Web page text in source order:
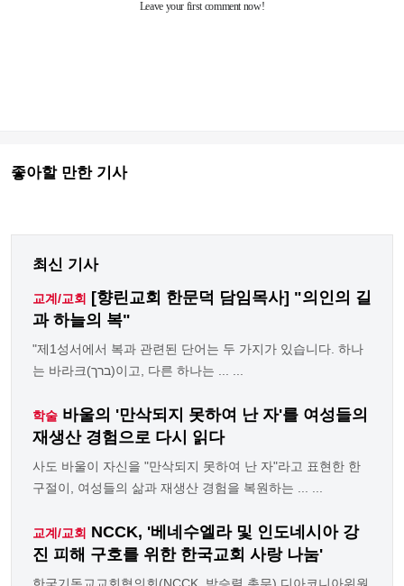
좋아할 만한 기사
최신 기사
교계/교회 [향린교회 한문덕 담임목사] "의인의 길
과 하늘의 복"
"제1성서에서 복과 관련된 단어는 두 가지가 있습니다. 하나
는 바라크(ברך)이고, 다른 하나는 ... ...
학술 바울의 '만삭되지 못하여 난 자'를 여성들의
재생산 경험으로 다시 읽다
사도 바울이 자신을 "만삭되지 못하여 난 자"라고 표현한 한
구절이, 여성들의 삶과 재생산 경험을 복원하는 ... ...
교계/교회 NCCK, '베네수엘라 및 인도네시아 강
진 피해 구호를 위한 한국교회 사랑 나눔'
한국기독교교회협의회(NCCK, 박승렬 총무) 디아코니아위원